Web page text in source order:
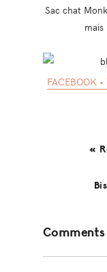
Sac chat
FACEBOOK •
«
Comments